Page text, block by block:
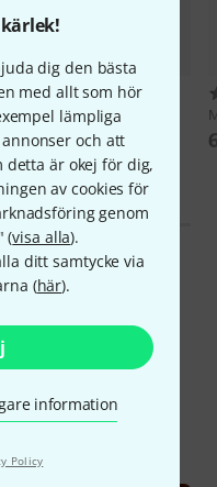
dig den bästa
med allt som hör
lämpliga
och att
detta är okej för dig,
av cookies för
genom
(visa alla).
ditt samtycke via
(här).
information
Policy
15
Classic Guitar 3/4
kr